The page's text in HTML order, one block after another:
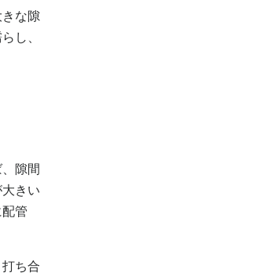
な隙
し、
隙間
きい
管
ち合